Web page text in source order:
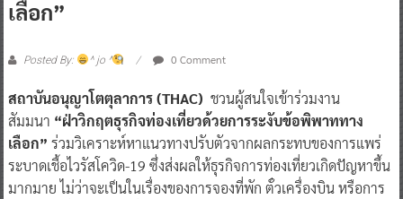
เลือก”
Posted By: ^ jo ^ 0 Comment
สถาบันอนุญาโตตุลาการ (THAC) ชวนผู้สนใจเข้าร่วมงาน
สัมมนา “ฝ่าวิกฤตธุรกิจท่องเที่ยวด้วยการระงับข้อพิพาททาง
เลือก” ร่วมวิเคราะห์หาแนวทางปรับตัวจากผลกระทบของการแพร่
ระบาดเชื้อไวรัสโควิด-19 ซึ่งส่งผลให้ธุรกิจการท่องเที่ยวเกิดปัญหาขึ้น
มากมาย ไม่ว่าจะเป็นในเรื่องของการจองที่พัก ตั๋วเครื่องบิน หรือการ